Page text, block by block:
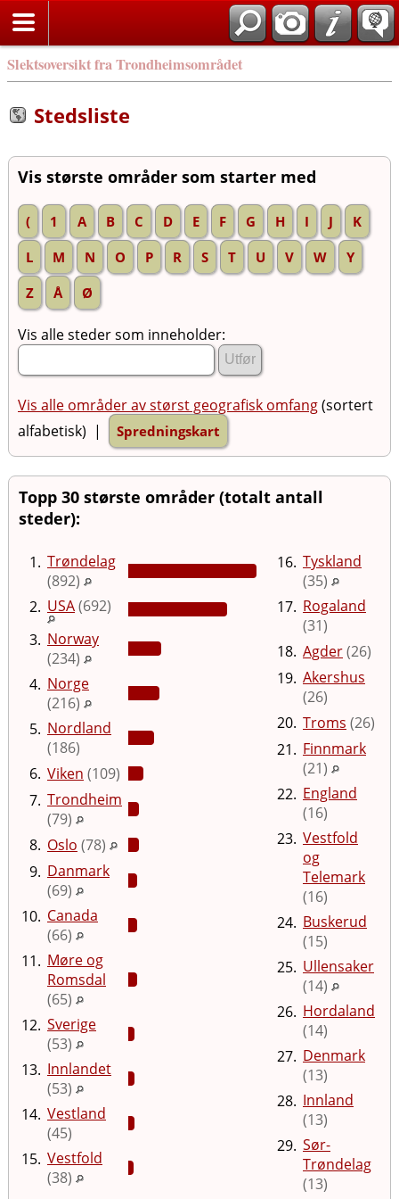
Slektsoversikt fra Trondheimsområdet
Stedsliste
Vis største områder som starter med
( 1 A B C D E F G H I J
K
L
M N O P R S T U V W
Y
Z
Å Ø
Vis alle steder som inneholder:
Vis alle områder av størst geografisk omfang(sortert
alfabetisk) |
Spredningskart
Topp 30 største områder (totalt antall
steder):
1. Trøndelag
(892)
2. USA(692)
3. Norway
(234)
4. Norge
(216)
5. Nordland
(186)
6. Viken (109)
7. Trondheim
(79)
8. Oslo (78)
9. Danmark
(69)
10. Canada
(66)
11. Møre og
Romsdal
(65)
12. Sverige
(53)
13. Innlandet
(53)
14. Vestland
(45)
15. Vestfold
(38)
16. Tyskland
(35)
17. Rogaland
(31)
18. Agder(26)
19. Akershus
(26)
20. Troms (26)
21. Finnmark
(21)
22. England
(16)
23. Vestfold
og
Telemark
(16)
24. Buskerud
(15)
25. Ullensaker
(14)
26. Hordaland
(14)
27. Denmark
(13)
28. Innland
(13)
29. Sør-
Trøndelag
(13)